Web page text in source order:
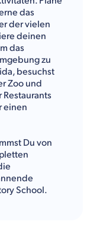
das
der vielen
deinen
das
zu
besuchst
Zoo und
einen
Du von
School.